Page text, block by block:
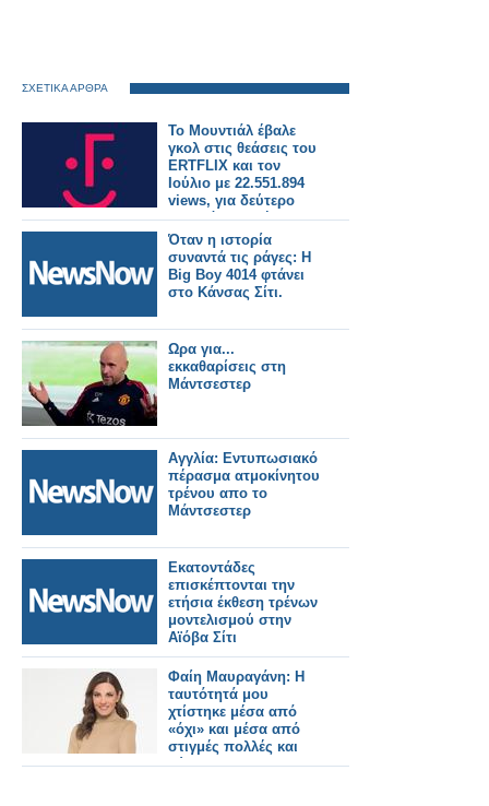
ΣΧΕΤΙΚΑ ΑΡΘΡΑ
Το Μουντιάλ έβαλε
γκολ στις θεάσεις του
ERTFLIX και τον
Ιούλιο με 22.551.894
views, για δεύτερο
συνεχόμενο μήνα
Όταν η ιστορία
συναντά τις ράγες: Η
Big Boy 4014 φτάνει
στο Κάνσας Σίτι.
Ωρα για...
εκκαθαρίσεις στη
Μάντσεστερ
Αγγλία: Εντυπωσιακό
πέρασμα ατμοκίνητου
τρένου απο το
Μάντσεστερ
Εκατοντάδες
επισκέπτονται την
ετήσια έκθεση τρένων
μοντελισμού στην
Αϊόβα Σίτι
Φαίη Μαυραγάνη: Η
ταυτότητά μου
χτίστηκε μέσα από
«όχι» και μέσα από
στιγμές πολλές και
δύσκολες